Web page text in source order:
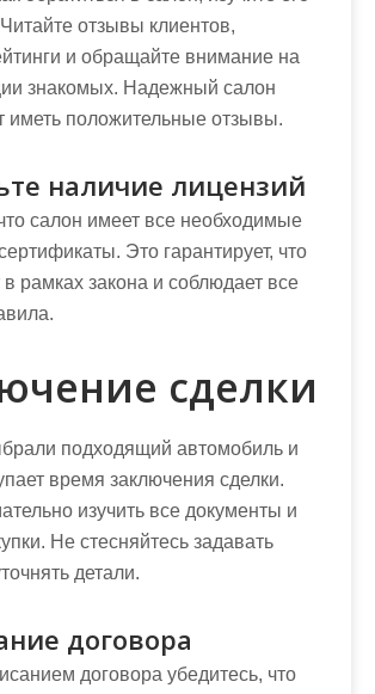
отзывы клиентов,
и обращайте внимание на
знакомых. Надежный салон
иметь положительные отзывы.
наличие лицензий
салон имеет все необходимые
Это гарантирует, что
в рамках закона и соблюдает все
сделки
подходящий автомобиль и
время заключения сделки.
изучить все документы и
Не стесняйтесь задавать
детали.
договора
договора убедитесь, что